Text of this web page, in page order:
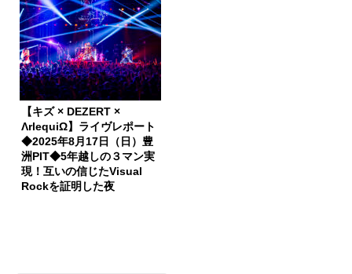
【キズ × DEZERT ×
ΛrlequiΩ】ライヴレポート
◆2025年8月17日（日）豊
洲PIT◆5年越しの３マン実
現！互いの信じたVisual
Rockを証明した夜